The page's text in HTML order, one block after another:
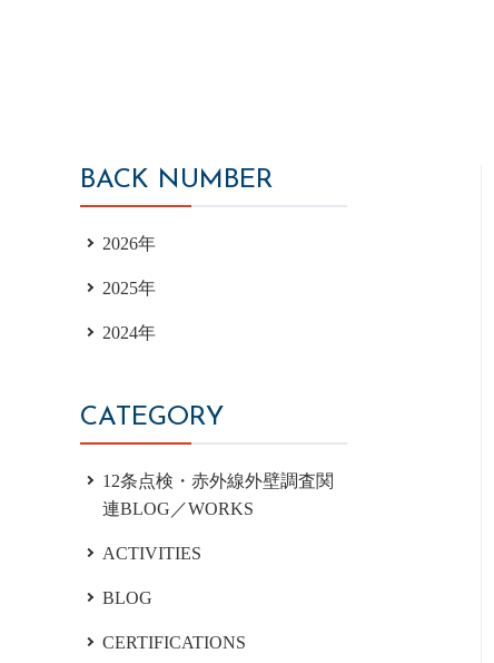
BACK NUMBER
2026年
2025年
2024年
CATEGORY
12条点検・赤外線外壁調査関
連BLOG／WORKS
ACTIVITIES
BLOG
CERTIFICATIONS